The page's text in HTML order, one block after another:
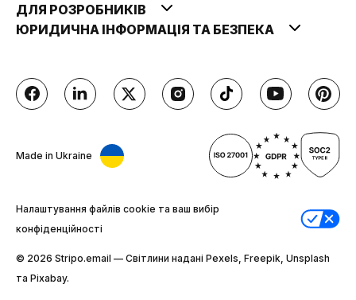
ДЛЯ РОЗРОБНИКІВ
ЮРИДИЧНА ІНФОРМАЦІЯ ТА БЕЗПЕКА
Made in Ukraine
Налаштування файлів cookie та ваш вибір
конфіденційності
© 2026 Stripо.email — Світлини надані Pexels, Freepik, Unsplash
та Pixabay.